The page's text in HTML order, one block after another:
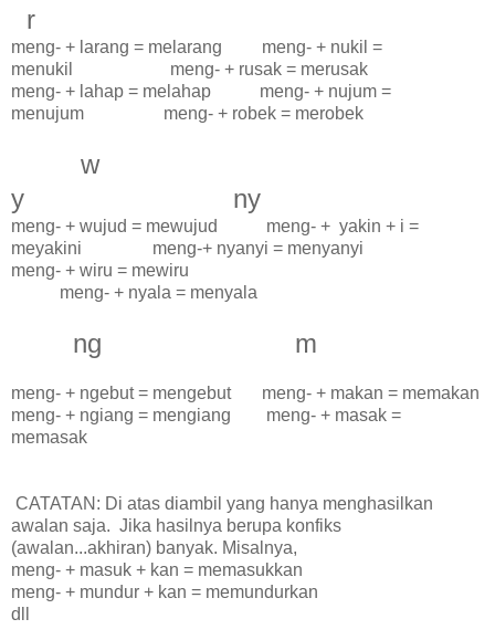
r
meng- + larang = melarang meng- + nukil =
menukil meng- + rusak = merusak
meng- + lahap = melahap meng- + nujum =
menujum meng- + robek = merobek
w
y ny
meng- + wujud = mewujud meng- + yakin + i =
meyakini meng-+ nyanyi = menyanyi
meng- + wiru = mewiru
meng- + nyala = menyala
ng m
meng- + ngebut = mengebut meng- + makan = memakan
meng- + ngiang = mengiang meng- + masak =
memasak
CATATAN: Di atas diambil yang hanya menghasilkan
awalan saja. Jika hasilnya berupa konfiks
(awalan...akhiran) banyak. Misalnya,
meng- + masuk + kan = memasukkan
meng- + mundur + kan = memundurkan
dll